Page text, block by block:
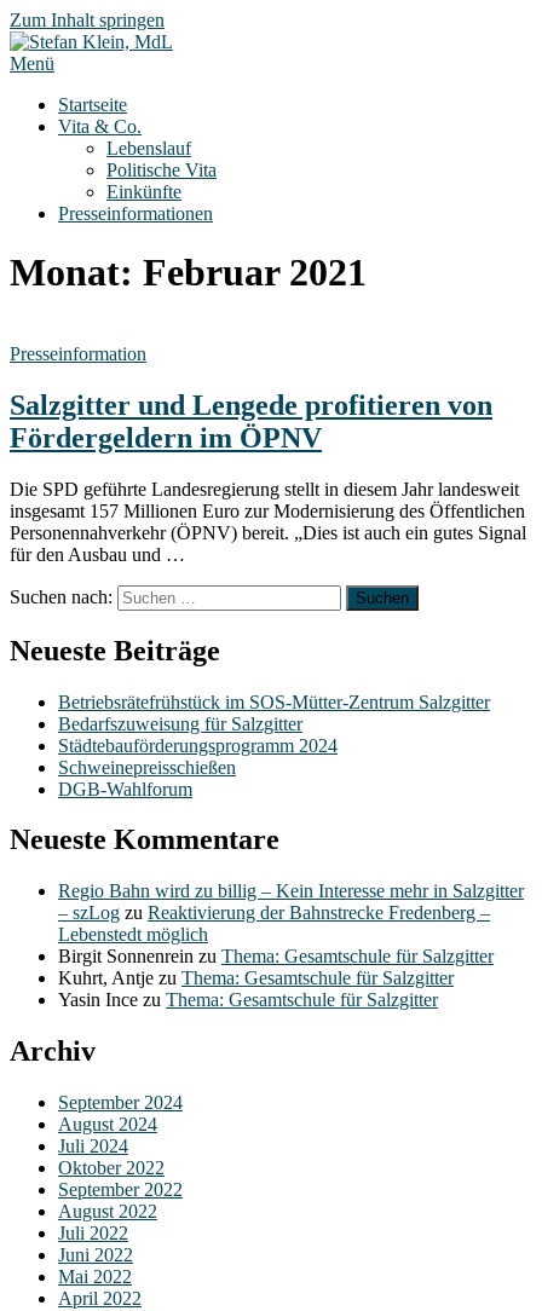
Zum Inhalt springen
Menü
Startseite
Vita & Co.
Lebenslauf
Politische Vita
Einkünfte
Presseinformationen
Monat: Februar 2021
Presseinformation
Salzgitter und Lengede profitieren von
Fördergeldern im ÖPNV
Die SPD geführte Landesregierung stellt in diesem Jahr landesweit
insgesamt 157 Millionen Euro zur Modernisierung des Öffentlichen
Personennahverkehr (ÖPNV) bereit. „Dies ist auch ein gutes Signal
für den Ausbau und …
Suchen nach:
Neueste Beiträge
Betriebsrätefrühstück im SOS-Mütter-Zentrum Salzgitter
Bedarfszuweisung für Salzgitter
Städtebauförderungsprogramm 2024
Schweinepreisschießen
DGB-Wahlforum
Neueste Kommentare
Regio Bahn wird zu billig – Kein Interesse mehr in Salzgitter
– szLog zu Reaktivierung der Bahnstrecke Fredenberg –
Lebenstedt möglich
Birgit Sonnenrein zu Thema: Gesamtschule für Salzgitter
Kuhrt, Antje zu Thema: Gesamtschule für Salzgitter
Yasin Ince zu Thema: Gesamtschule für Salzgitter
Archiv
September 2024
August 2024
Juli 2024
Oktober 2022
September 2022
August 2022
Juli 2022
Juni 2022
Mai 2022
April 2022